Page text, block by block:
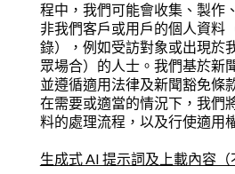
程中，我們可能會收集、製作
非我們客戶或用戶的個人資料
錄），例如受訪對象或出現於
眾場合）的人士。我們基於新
並遵循適用法律及新聞豁免條
在需要或適當的情況下，我們
料的處理流程，以及行使適用
生成式 AI 提示詞及上載內容（